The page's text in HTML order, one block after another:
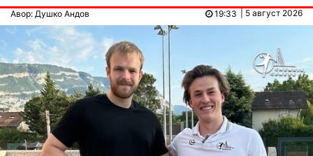
Авор: Душко Андов | 5 август 2026
19:33